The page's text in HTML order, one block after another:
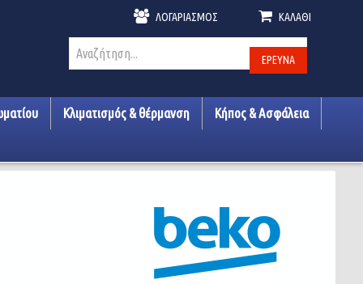
ΛΟΓΑΡΙΑΣΜΌΣ ΚΑΛΆΘΙ
ΈΡΕΥΝΑ
Κλιματισμός & θέρμανση Κήπος & Ασφάλεια